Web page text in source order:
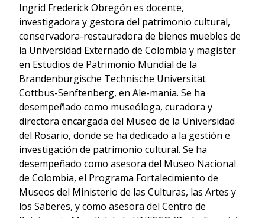
Ingrid Frederick Obregón es docente,
investigadora y gestora del patrimonio cultural,
conservadora-restauradora de bienes muebles de
la Universidad Externado de Colombia y magíster
en Estudios de Patrimonio Mundial de la
Brandenburgische Technische Universität
Cottbus-Senftenberg, en Ale-mania. Se ha
desempeñado como museóloga, curadora y
directora encargada del Museo de la Universidad
del Rosario, donde se ha dedicado a la gestión e
investigación de patrimonio cultural. Se ha
desempeñado como asesora del Museo Nacional
de Colombia, el Programa Fortalecimiento de
Museos del Ministerio de las Culturas, las Artes y
los Saberes, y como asesora del Centro de